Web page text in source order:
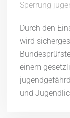
Sperrung
Durch den
wird
einem
und